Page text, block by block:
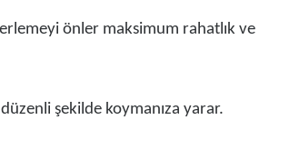
önler maksimum rahatlık ve
şekilde koymanıza yarar.